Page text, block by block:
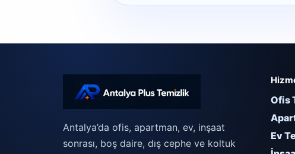
Antalya’da ofis, apartman, ev, inşaat
sonrası, boş daire, dış cephe ve koltuk
Ofis
Ev